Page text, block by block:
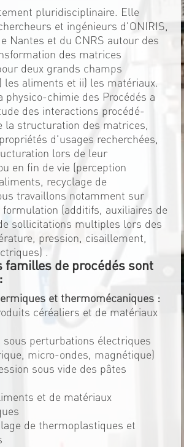
pluridisciplinaire. Elle
et ingénieurs d'ONIRIS,
Nantes et du CNRS autour des
des matrices
deux grands champs
aliments et ii) les matériaux.
physico-chimie des Procédés a
des interactions procédé-
la structuration des matrices,
d'usages recherchées,
lors de leur
en fin de vie (perception
recyclage de
travaillons notamment sur
(additifs, auxiliaires de
sollicitations multiples lors des
pression, cisaillement,
.
familles de procédés sont
et thermomécaniques :
céréaliers et de matériaux
perturbations électriques
micro-ondes, magnétique)
sous vide des pâtes
et de matériaux
de thermoplastiques et